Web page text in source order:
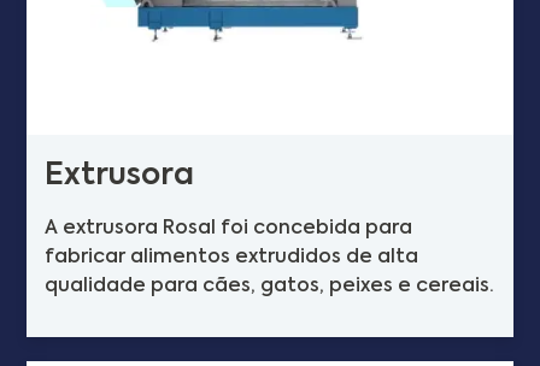
Extrusora
A extrusora Rosal foi concebida para
fabricar alimentos extrudidos de alta
qualidade para cães, gatos, peixes e cereais.